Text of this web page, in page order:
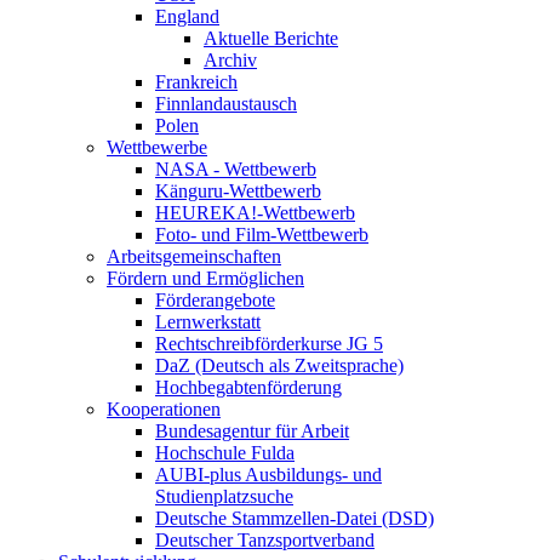
England
Aktuelle Berichte
Archiv
Frankreich
Finnlandaustausch
Polen
Wettbewerbe
NASA - Wettbewerb
Känguru-Wettbewerb
HEUREKA!-Wettbewerb
Foto- und Film-Wettbewerb
Arbeitsgemeinschaften
Fördern und Ermöglichen
Förderangebote
Lernwerkstatt
Rechtschreibförderkurse JG 5
DaZ (Deutsch als Zweitsprache)
Hochbegabtenförderung
Kooperationen
Bundesagentur für Arbeit
Hochschule Fulda
AUBI-plus Ausbildungs- und
Studienplatzsuche
Deutsche Stammzellen-Datei (DSD)
Deutscher Tanzsportverband